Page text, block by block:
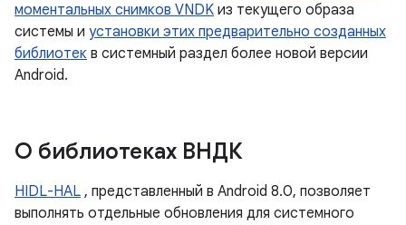
моментальных снимков VNDK из текущего образа
системы и установки этих предварительно созданных
библиотек в системный раздел более новой версии
Android.
О библиотеках ВНДК
HIDL-HAL , представленный в Android 8.0, позволяет
выполнять отдельные обновления для системного